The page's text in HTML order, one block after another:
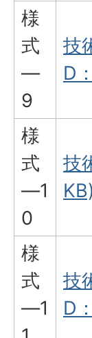
様
式
―
9
技
D
様
式
―1
0
技
KB)
様
式
―1
技
D